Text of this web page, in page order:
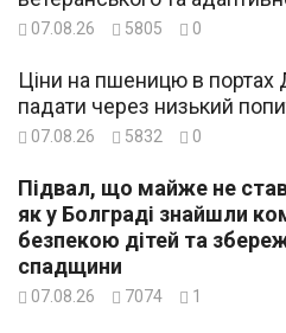
07.08.26 5805 0
Ціни на пшеницю в
падати через низький
07.08.26 5832 0
Підвал, що майже не
як у Болграді знайшли
безпекою дітей та
спадщини
07.08.26 7074 1